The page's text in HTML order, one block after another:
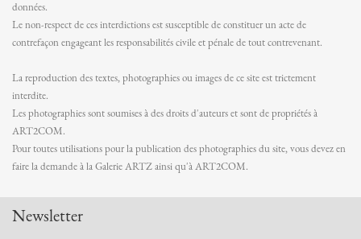
données.
Le non-respect de ces interdictions est susceptible de constituer un acte de
contrefaçon engageant les responsabilités civile et pénale de tout contrevenant.
La reproduction des textes, photographies ou images de ce site est trictement
interdite.
Les photographies sont soumises à des droits d'auteurs et sont de propriétés à
ART2COM.
Pour toutes utilisations pour la publication des photographies du site, vous devez en
faire la demande à la Galerie ARTZ ainsi qu'à ART2COM.
Newsletter